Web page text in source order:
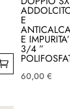
E
E IMPURITA’
3/4 ”
60,00€